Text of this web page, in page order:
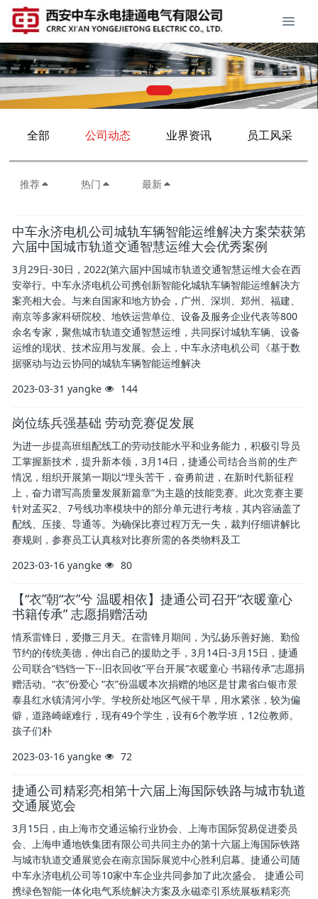
全部 公司动态 业界资讯 员工风采
推荐 热门 最新
中车永济电机公司城轨车辆智能运维解决方案荣获第
六届中国城市轨道交通智慧运维大会优秀案例
3月29日-30日，2022(第六届)中国城市轨道交通智慧运维大会在西
安举行。中车永济电机公司携创新智能化城轨车辆智能运维解决方
案亮相大会。与来自国家和地方协会，广州、深圳、郑州、福建、
南京等多家科研院校、地铁运营单位、设备及服务企业代表等800
余名专家，聚焦城市轨道交通智慧运维，共同探讨城轨车辆、设备
运维的现状、技术应用与发展。会上，中车永济电机公司《基于数
据驱动与边云协同的城轨车辆智能运维解决
2023-03-31 yangke 144
岗位练兵强基础 劳动竞赛促发展
为进一步提高班组配线工的劳动技能水平和业务能力，积极引导员
工掌握新技术，提升新本领，3月14日，捷通公司结合当前的生产
情况，组织开展第一期以“埋头苦干，奋勇前进，在新时代新征程
上，奋力谱写高质量发展新篇章”为主题的技能竞赛。此次竞赛主要
针对孟买2、7号线功率模块中的部分单元进行考核，其内容涵盖了
配线、压接、导通等。为确保比赛过程万无一失，裁判仔细讲解比
赛规则，参赛员工认真核对比赛所需的各类物料及工
2023-03-16 yangke 80
【“衣”朝“衣”兮 温暖相依】捷通公司召开“衣暖童心
书籍传承” 志愿捐赠活动
情系雷锋日，爱撒三月天。在雷锋月期间，为弘扬乐善好施、勤俭
节约的传统美德，伸出自己的援助之手，3月14日-3月15日，捷通
公司联合“铛铛一下--旧衣回收”平台开展“衣暖童心 书籍传承”志愿捐
赠活动。“衣”份爱心 “衣”份温暖本次捐赠的地区是甘肃省白银市景
泰县红水镇清河小学。学校所处地区气候干旱，用水紧张，较为偏
僻，道路崎岖难行，现有49个学生，设有6个教学班，12位教师。
孩子们朴
2023-03-16 yangke 72
捷通公司精彩亮相第十六届上海国际铁路与城市轨道
交通展览会
3月15日，由上海市交通运输行业协会、上海市国际贸易促进委员
会、上海申通地铁集团有限公司共同主办的第十六届上海国际铁路
与城市轨道交通展览会在南京国际展览中心胜利启幕。捷通公司随
中车永济电机公司等10家中车企业共同参加了此次盛会。 捷通公司
携绿色智能一体化电气系统解决方案及永磁牵引系统展板精彩亮